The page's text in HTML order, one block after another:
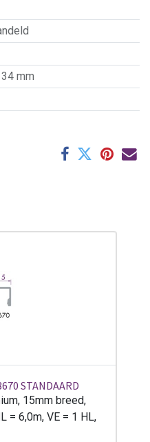
mm
STANDAARD
15mm breed,
= 6,0m, VE = 1 HL,